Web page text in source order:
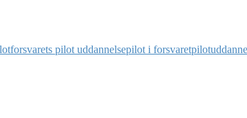
forsvarets pilot uddannelsepilot i forsvaret